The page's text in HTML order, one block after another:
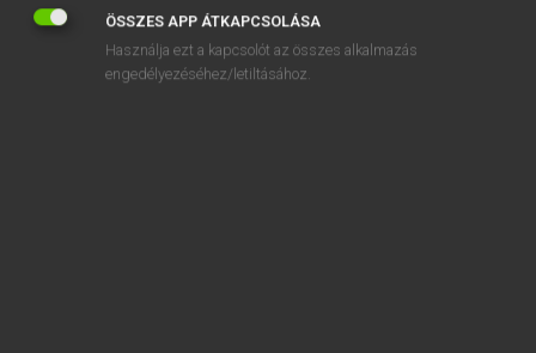
directive
ÖSSZES APP ÁTKAPCSOLÁSA
Használja ezt a kapcsolót az összes alkalmazás
engedélyezéséhez/letiltásához.